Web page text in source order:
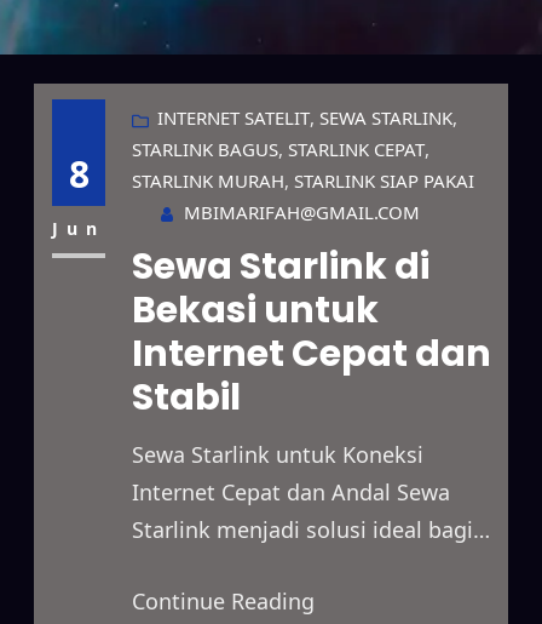
8
Jun
INTERNET SATELIT, SEWA STARLINK
STARLINK BAGUS, STARLINK CEPAT
STARLINK MURAH, STARLINK SIAP PAKAI
MBIMARIFAH@GMAIL.COM
Sewa Starlink di
Bekasi untuk
Internet Cepat dan
Stabil
Sewa Starlink untuk Koneksi
Internet Cepat dan Andal Sewa
Starlink menjadi solusi ideal bagi
akses internet dengan kecepatan
Continue Reading